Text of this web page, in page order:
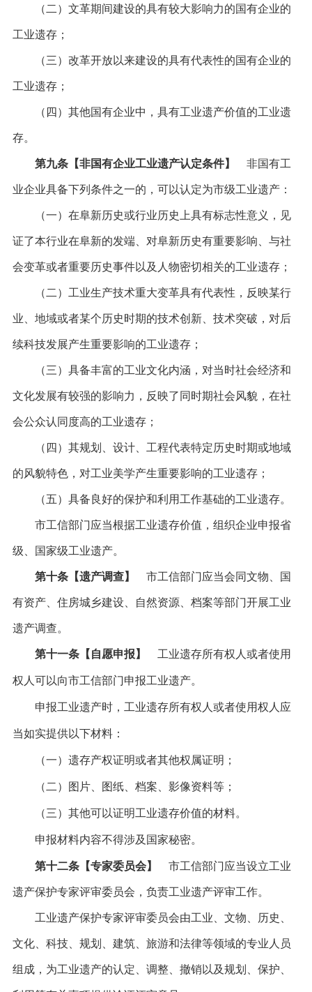
（二）文革期间建设的具有较大影响力的国有企业的
工业遗存；
（三）改革开放以来建设的具有代表性的国有企业的
工业遗存；
（四）其他国有企业中，具有工业遗产价值的工业遗
存。
第九条【非国有企业工业遗产认定条件】 非国有工
业企业具备下列条件之一的，可以认定为市级工业遗产：
（一）在阜新历史或行业历史上具有标志性意义，见
证了本行业在阜新的发端、对阜新历史有重要影响、与社
会变革或者重要历史事件以及人物密切相关的工业遗存；
（二）工业生产技术重大变革具有代表性，反映某行
业、地域或者某个历史时期的技术创新、技术突破，对后
续科技发展产生重要影响的工业遗存；
（三）具备丰富的工业文化内涵，对当时社会经济和
文化发展有较强的影响力，反映了同时期社会风貌，在社
会公众认同度高的工业遗存；
（四）其规划、设计、工程代表特定历史时期或地域
的风貌特色，对工业美学产生重要影响的工业遗存；
（五）具备良好的保护和利用工作基础的工业遗存。
市工信部门应当根据工业遗存价值，组织企业申报省
级、国家级工业遗产。
第十条【遗产调查】 市工信部门应当会同文物、国
有资产、住房城乡建设、自然资源、档案等部门开展工业
遗产调查。
第十一条【自愿申报】 工业遗存所有权人或者使用
权人可以向市工信部门申报工业遗产。
申报工业遗产时，工业遗存所有权人或者使用权人应
当如实提供以下材料：
（一）遗存产权证明或者其他权属证明；
（二）图片、图纸、档案、影像资料等；
（三）其他可以证明工业遗存价值的材料。
申报材料内容不得涉及国家秘密。
第十二条【专家委员会】 市工信部门应当设立工业
遗产保护专家评审委员会，负责工业遗产评审工作。
工业遗产保护专家评审委员会由工业、文物、历史、
文化、科技、规划、建筑、旅游和法律等领域的专业人员
组成，为工业遗产的认定、调整、撤销以及规划、保护、